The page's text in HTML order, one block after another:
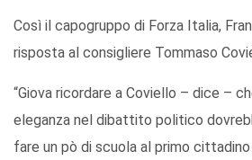
Così il capogruppo di Forza Italia,
risposta al consigliere Tommaso
“Giova ricordare a Coviello – dice –
eleganza nel dibattito politico
fare un pò di scuola al primo